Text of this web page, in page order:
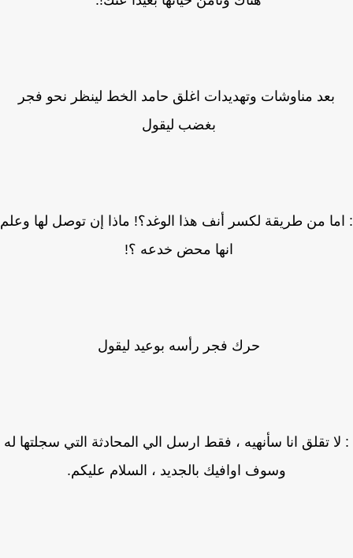
بعد مناوشات وتهديدات اغلق حامد الخط لينظر نحو فجر
بغضب ليقول
من طريقة لكسر أنف هذا الوغد؟! ماذا إن توصل لها وعلم
انها محض خدعه ؟!
حرك فجر رأسه بوعيد ليقول
تقلق انا سأنهيه ، فقط ارسل الي المحادثة التي سجلتها له
وسوف اوافيك بالجديد ، السلام عليكم.